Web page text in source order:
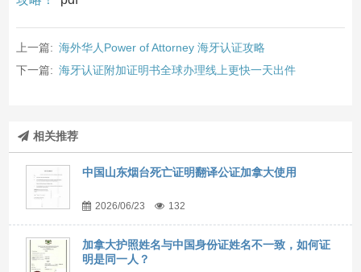
上一篇: 海外华人Power of Attorney 海牙认证攻略
下一篇: 海牙认证附加证明书全球办理线上更快一天出件
相关推荐
中国山东烟台死亡证明翻译公证加拿大使用
2026/06/23 132
加拿大护照姓名与中国身份证姓名不一致，如何证
明是同一人？